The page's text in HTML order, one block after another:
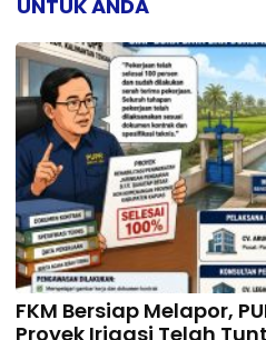
UNTUK ANDA
FKM Bersiap Melapor,
Proyek Irigasi Telah